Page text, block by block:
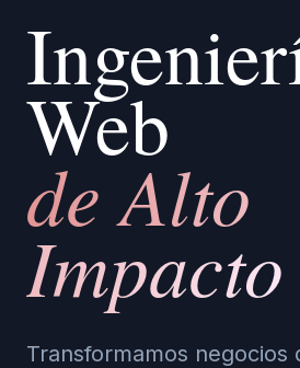
Web
de Alto
Impacto
Transformamos negocios